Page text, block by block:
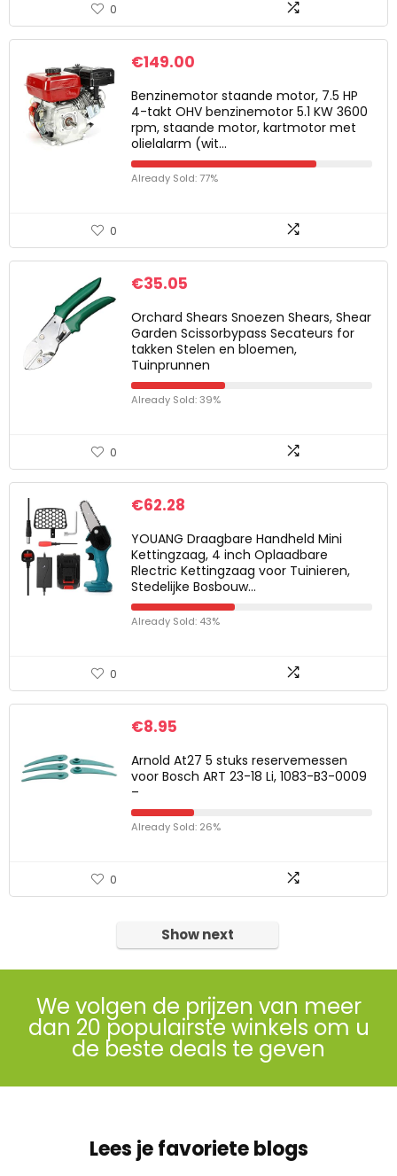
0
€149.00
Benzinemotor staande motor, 7.5 HP
4-takt OHV benzinemotor 5.1 KW 3600
rpm, staande motor, kartmotor met
olielalarm (wit…
Already Sold: 77%
0
€35.05
Orchard Shears Snoezen Shears, Shear
Garden Scissorbypass Secateurs for
takken Stelen en bloemen,
Tuinprunnen
Already Sold: 39%
0
€62.28
YOUANG Draagbare Handheld Mini
Kettingzaag, 4 inch Oplaadbare
Rlectric Kettingzaag voor Tuinieren,
Stedelijke Bosbouw…
Already Sold: 43%
0
€8.95
Arnold At27 5 stuks reservemessen
voor Bosch ART 23-18 Li, 1083-B3-0009
–
Already Sold: 26%
0
Show next
We volgen de prijzen van meer
dan 20 populairste winkels om u
de beste deals te geven
Lees je favoriete blogs